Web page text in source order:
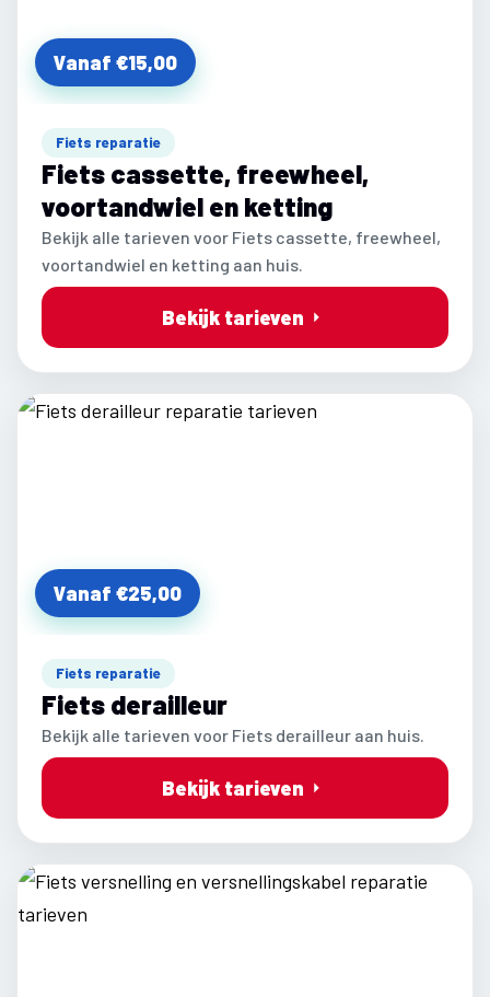
Vanaf €15,00
Fiets reparatie
Fiets cassette, freewheel,
voortandwiel en ketting
Bekijk alle tarieven voor Fiets cassette, freewheel,
voortandwiel en ketting aan huis.
Bekijk tarieven
Vanaf €25,00
Fiets reparatie
Fiets derailleur
Bekijk alle tarieven voor Fiets derailleur aan huis.
Bekijk tarieven